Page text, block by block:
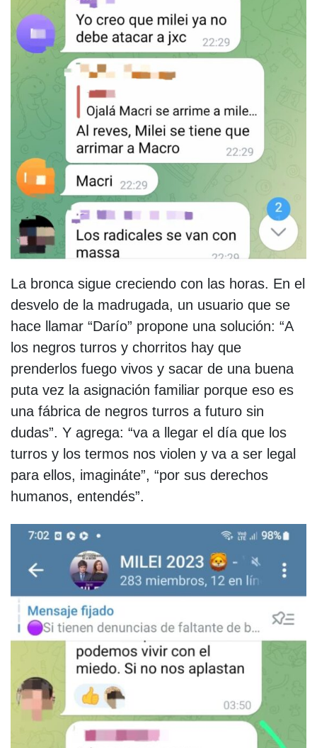
La bronca sigue creciendo con las horas. En el
desvelo de la madrugada, un usuario que se
hace llamar “Darío” propone una solución: “A
los negros turros y chorritos hay que
prenderlos fuego vivos y sacar de una buena
puta vez la asignación familiar porque eso es
una fábrica de negros turros a futuro sin
dudas”. Y agrega: “va a llegar el día que los
turros y los termos nos violen y va a ser legal
para ellos, imagináte”, “por sus derechos
humanos, entendés”.